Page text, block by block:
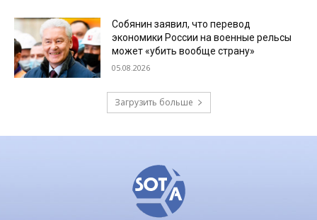
Собянин заявил, что перевод
экономики России на военные рельсы
может «убить вообще страну»
05.08.2026
Загрузить больше